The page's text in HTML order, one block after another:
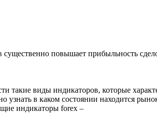
повышает прибыльность
такие виды индикаторов, которые
в каком состоянии находится
индикаторы forex –